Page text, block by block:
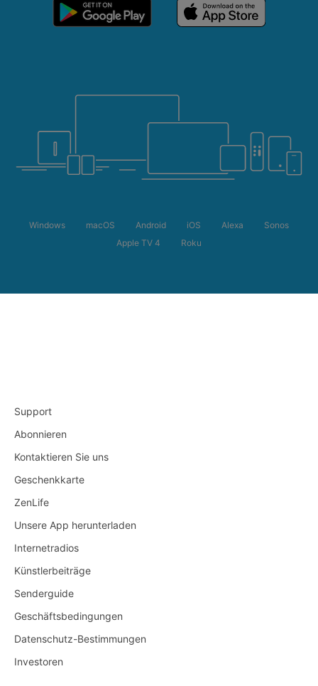
Windows macOS Android iOS Alexa
Sonos
Apple TV 4
Roku
Support
Abonnieren
Kontaktieren Sie uns
Geschenkkarte
ZenLife
Unsere App herunterladen
Internetradios
Künstlerbeiträge
Senderguide
Geschäftsbedingungen
Datenschutz-Bestimmungen
Investoren